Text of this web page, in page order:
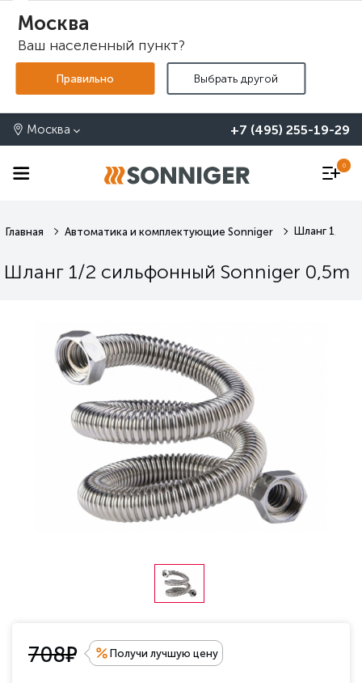
Москва
Москва
Ваш населенный пункт?
+7 (495) 255-19-29
0
Главная Автоматика и комплектующие Sonniger Шланг 1/2
Шланг 1/2 сильфонный Sonniger 0,5m
708е Получи лучшую цену